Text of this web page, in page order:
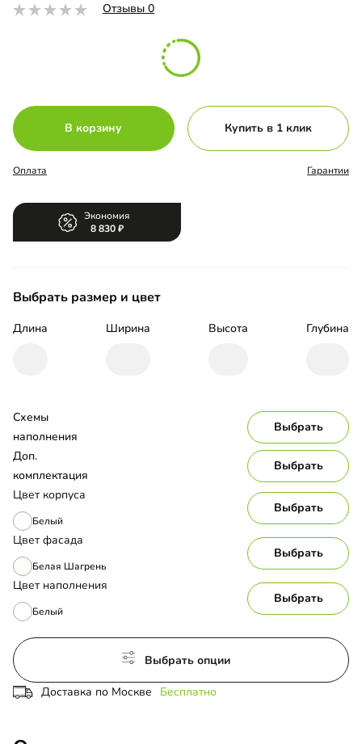
Отзывы 0
В корзину Купить в 1 клик
Оплата Гарантии
Экономия
8 830
Выбрать размер и цвет
Длина Ширина Высота Глубина
Цвет корпуса
Белый
Выбрать
Цвет фасада
Белая Шагрень
Выбрать
Цвет наполнения
Белый
Выбрать
Схемы
наполнения
Выбрать
Доп.
комплектация
Выбрать
Выбрать опции
Доставка по Москве Бесплатно